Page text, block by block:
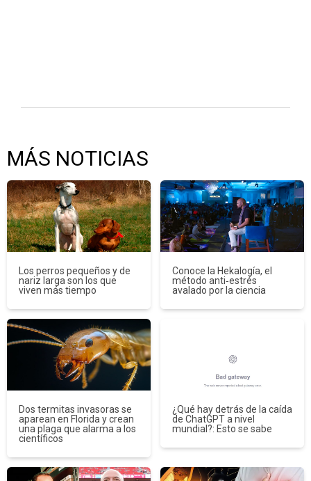
MÁS NOTICIAS
Los perros pequeños y de
nariz larga son los que
viven más tiempo
Conoce la Hekalogía, el
método anti‑estrés
avalado por la ciencia
Dos termitas invasoras se
aparean en Florida y crean
una plaga que alarma a los
científicos
¿Qué hay detrás de la caída
de ChatGPT a nivel
mundial?: Esto se sabe